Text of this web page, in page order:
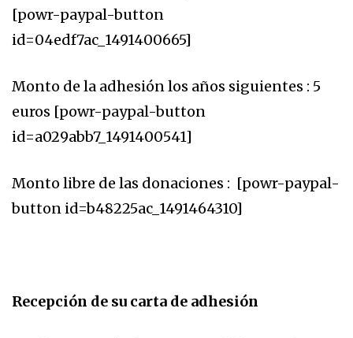
[powr-paypal-button
id=04edf7ac_1491400665]
Monto de la adhesión los años siguientes : 5
euros [powr-paypal-button
id=a029abb7_1491400541]
Monto libre de las donaciones : [powr-paypal-
button id=b48225ac_1491464310]
Recepción de su carta de adhesión